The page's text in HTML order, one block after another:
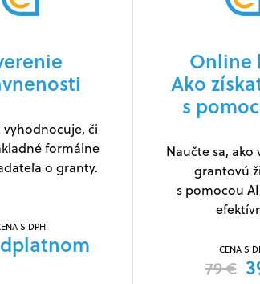
vyhodnocuje, či
formálne
o granty.
S DPH
Online
Ako
s
Naučte sa, ako
grantovú
s pomocou
CENA S
79 €